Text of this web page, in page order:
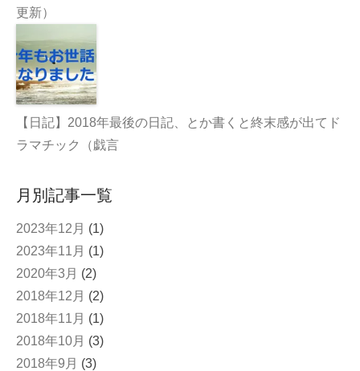
更新）
【日記】2018年最後の日記、とか書くと終末感が出てド
ラマチック（戯言
月別記事一覧
2023年12月 (1)
2023年11月 (1)
2020年3月 (2)
2018年12月 (2)
2018年11月 (1)
2018年10月 (3)
2018年9月 (3)